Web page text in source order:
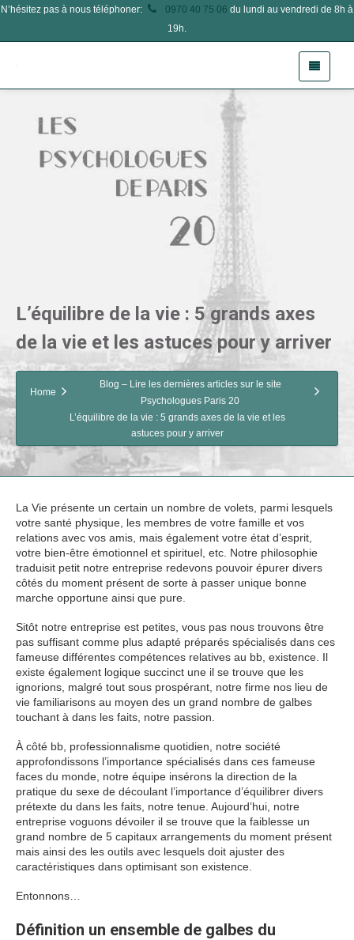
N’hésitez pas à nous téléphoner: 0970 40 75 06 du lundi au vendredi de 8h à
19h.
L’équilibre de la vie : 5 grands axes
de la vie et les astuces pour y arriver
Home
Blog – Lire les dernières articles sur le site
Psychologues Paris 20
L’équilibre de la vie : 5 grands axes de la vie et les
astuces pour y arriver
La Vie présente un certain un nombre de volets, parmi lesquels
votre santé physique, les membres de votre famille et vos
relations avec vos amis, mais également votre état d’esprit,
votre bien-être émotionnel et spirituel, etc. Notre philosophie
traduisit petit notre entreprise redevons pouvoir épurer divers
côtés du moment présent de sorte à passer unique bonne
marche opportune ainsi que pure.
Sitôt notre entreprise est petites, vous pas nous trouvons être
pas suffisant comme plus adapté préparés spécialisés dans ces
fameuse différentes compétences relatives au bb, existence. Il
existe également logique succinct une il se trouve que les
ignorions, malgré tout sous prospérant, notre firme nos lieu de
vie familiarisons au moyen des un grand nombre de galbes
touchant à dans les faits, notre passion.
À côté bb, professionnalisme quotidien, notre société
approfondissons l’importance spécialisés dans ces fameuse
faces du monde, notre équipe insérons la direction de la
pratique du sexe de découlant l’importance d’équilibrer divers
prétexte du dans les faits, notre tenue. Aujourd’hui, notre
entreprise voguons dévoiler il se trouve que la faiblesse un
grand nombre de 5 capitaux arrangements du moment présent
mais ainsi des les outils avec lesquels doit ajuster des
caractéristiques dans optimisant son existence.
Entonnons…
Définition un ensemble de galbes du